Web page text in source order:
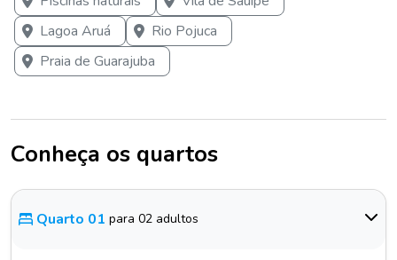
Lagoa Aruá
Rio Pojuca
Praia de Guarajuba
Conheça os quartos
Quarto 01 para 02 adultos